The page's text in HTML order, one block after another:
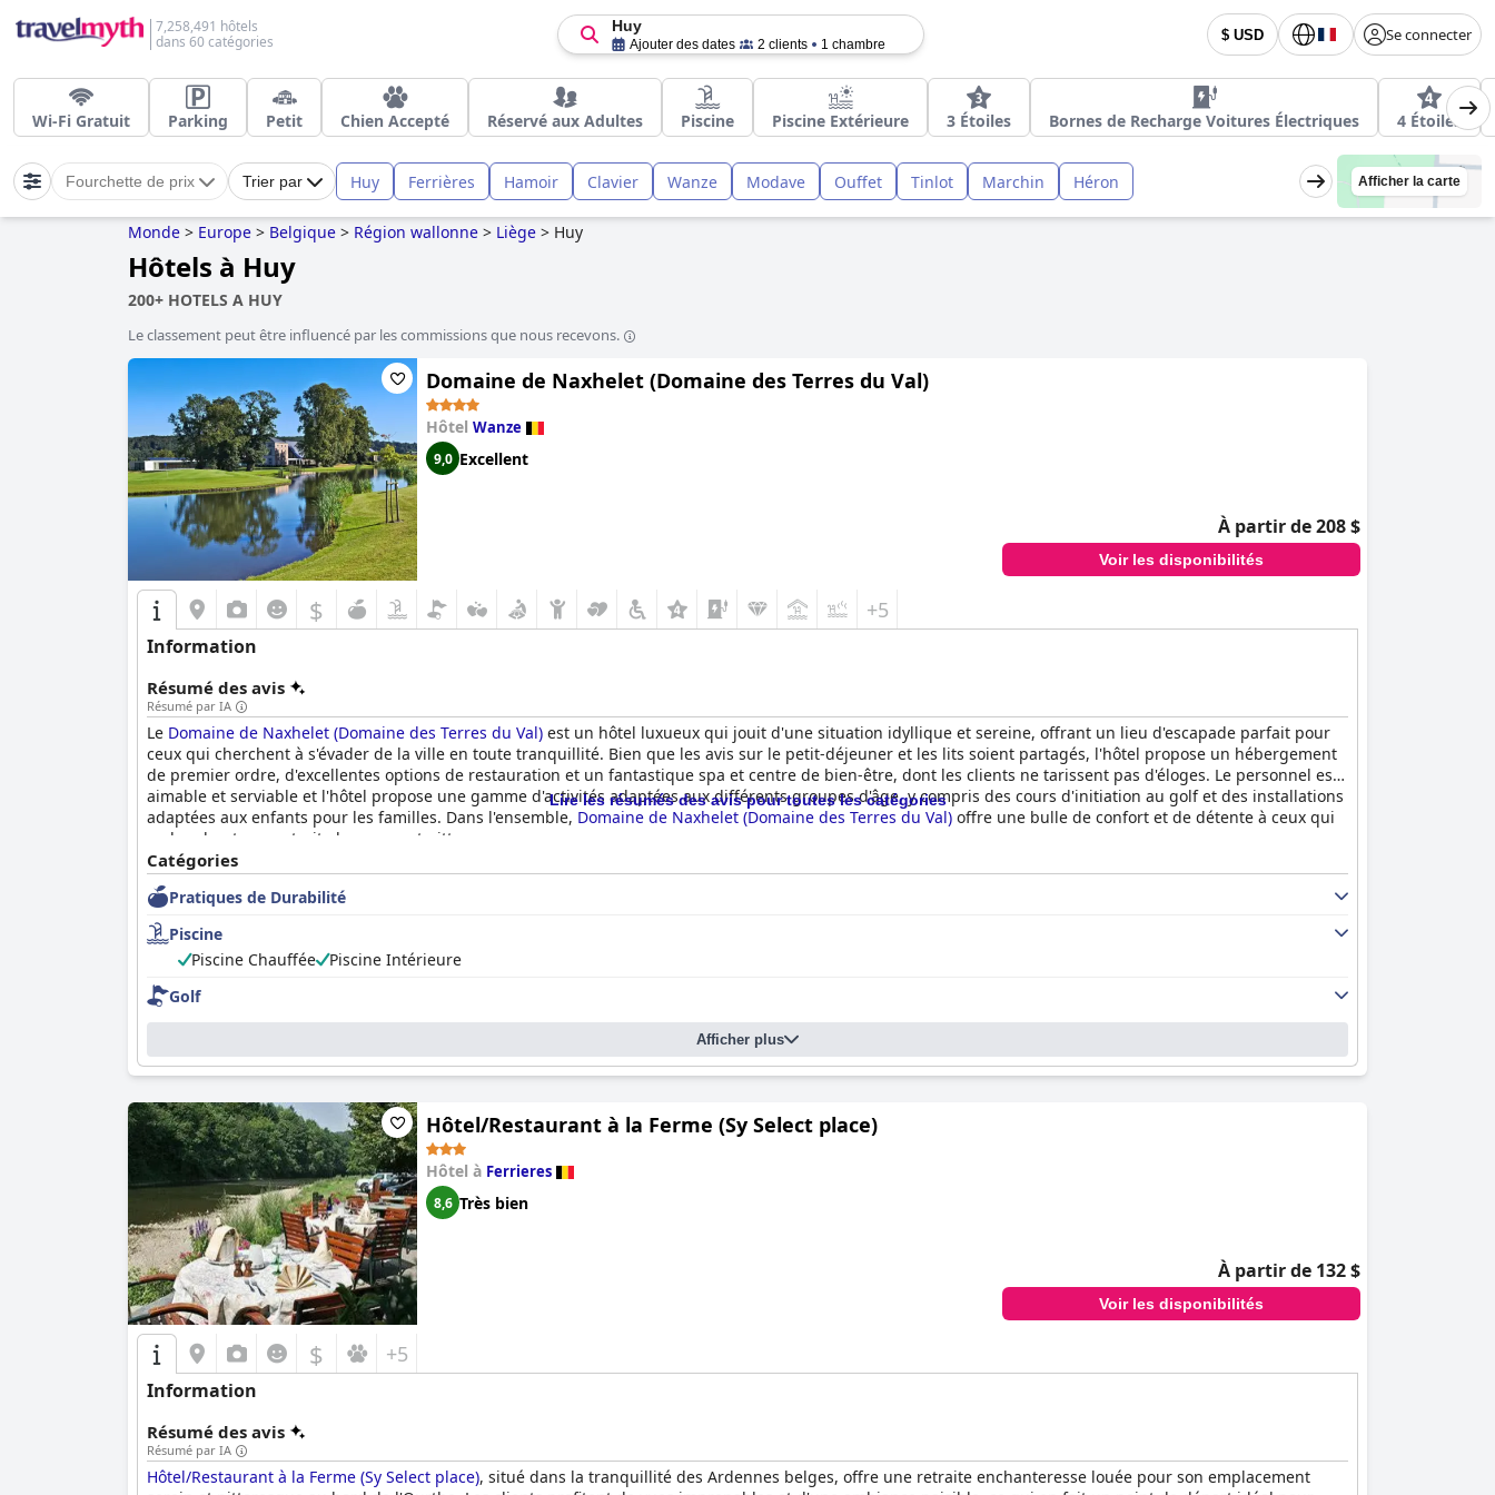
7,258,491 hôtels
dans 60 catégories
$ USD Se connecter
Huy
Ajouter des dates 2 clients 1 chambre
Wi-Fi Gratuit Parking Petit Chien Accepté Réservé aux Adultes Piscine Piscine Extérieure 3 Étoiles Bornes de Recharge Voitures Électriques 4 Étoiles
Fourchette de prix Trier par Huy Ferrières Hamoir Clavier Wanze Modave Ouffet Tinlot Marchin Héron Afficher la carte
Monde > Europe > Belgique > Région wallonne > Liège > Huy
Hôtels à Huy
200+ HOTELS A HUY
Le classement peut être influencé par les commissions que nous recevons.
Domaine de Naxhelet (Domaine des Terres du Val)
Hôtel Wanze
9,0 Excellent
À partir de 208 $
Voir les disponibilités
$ +5
Information
Résumé des avis
Résumé par IA
Le Domaine de Naxhelet (Domaine des Terres du Val) est un hôtel luxueux qui jouit d'une situation idyllique et sereine, offrant un lieu d'escapade parfait pour
ceux qui cherchent à s'évader de la ville en toute tranquillité. Bien que les avis sur le petit-déjeuner et les lits soient partagés, l'hôtel propose un hébergement
de premier ordre, d'excellentes options de restauration et un fantastique spa et centre de bien-être, dont les clients ne tarissent pas d'éloges. Le personnel est
aimable et serviable et l'hôtel propose une gamme d'activités adaptées aux différents groupes d'âge, y compris des cours d'initiation au golf et des installations
adaptées aux enfants pour les familles. Dans l'ensemble, Domaine de Naxhelet (Domaine des Terres du Val) offre une bulle de confort et de détente à ceux qui
recherchent une retraite luxueuse et pittoresque.
Lire les résumés des avis pour toutes les catégories
Catégories
Pratiques de Durabilité
Piscine
Piscine Chauffée
Piscine Intérieure
Golf
Afficher plus
Hôtel/Restaurant à la Ferme (Sy Select place)
Hôtel à Ferrieres
8,6 Très bien
À partir de 132 $
Voir les disponibilités
$ +5
Information
Résumé des avis
Résumé par IA
Hôtel/Restaurant à la Ferme (Sy Select place), situé dans la tranquillité des Ardennes belges, offre une retraite enchanteresse louée pour son emplacement